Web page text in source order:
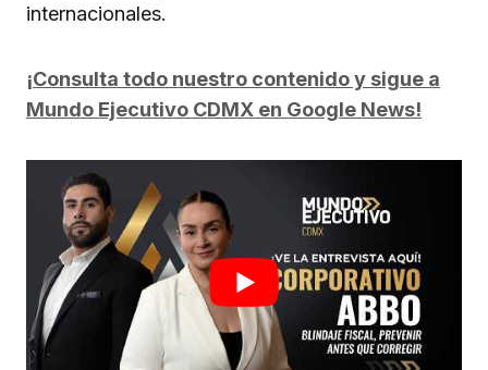
internacionales.
¡Consulta todo nuestro contenido y sigue a
Mundo Ejecutivo CDMX en Google News!